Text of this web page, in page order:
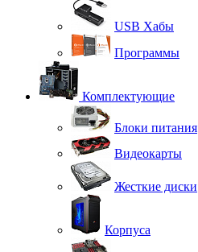
USB Хабы
Программы
Комплектующие
Блоки питания
Видеокарты
Жесткие диски
Корпуса